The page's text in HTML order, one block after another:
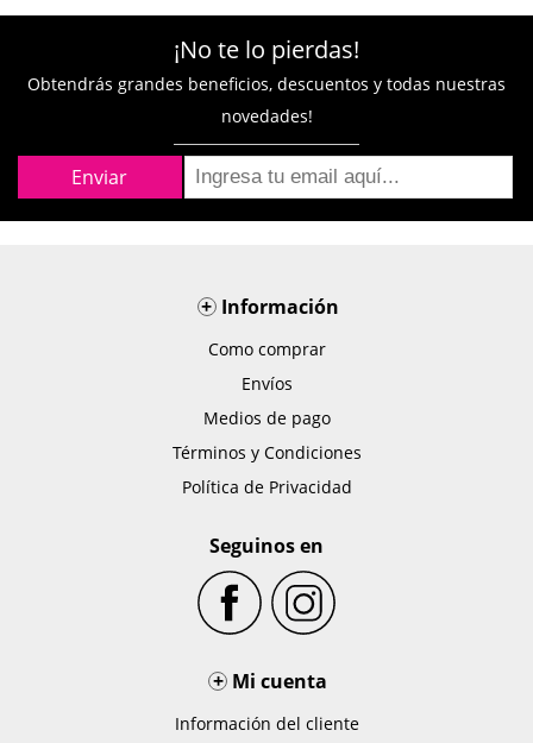
¡No te lo pierdas!
Obtendrás grandes beneficios, descuentos y todas nuestras
novedades!
+Información
Como comprar
Envíos
Medios de pago
Términos y Condiciones
Política de Privacidad
Seguinos en
+ Mi cuenta
Información del cliente